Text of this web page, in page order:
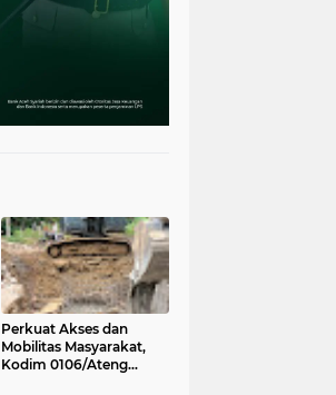
Perkuat Akses dan
Mobilitas Masyarakat,
Kodim 0106/Ateng